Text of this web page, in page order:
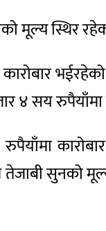
मूल्य स्थिर
कारोबार
४ सय
सुनको